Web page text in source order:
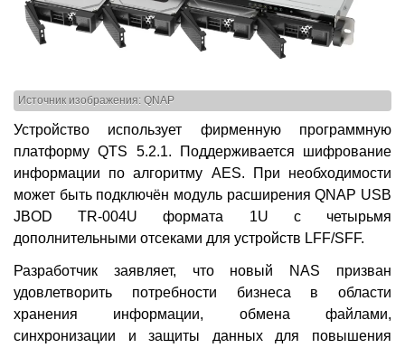
Источник изображения: QNAP
Устройство использует фирменную программную
платформу QTS 5.2.1. Поддерживается шифрование
информации по алгоритму AES. При необходимости
может быть подключён модуль расширения QNAP USB
JBOD TR-004U формата 1U с четырьмя
дополнительными отсеками для устройств LFF/SFF.
Разработчик заявляет, что новый NAS призван
удовлетворить потребности бизнеса в области
хранения информации, обмена файлами,
синхронизации и защиты данных для повышения